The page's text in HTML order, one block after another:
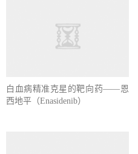
白血病精准克星的靶向药——恩
西地平（Enasidenib）